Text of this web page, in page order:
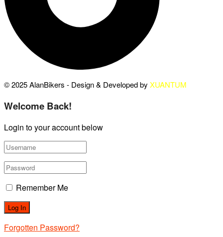
© 2025 AlanBikers - Design & Developed by XUANTUM
Welcome Back!
Login to your account below
Remember Me
Forgotten Password?